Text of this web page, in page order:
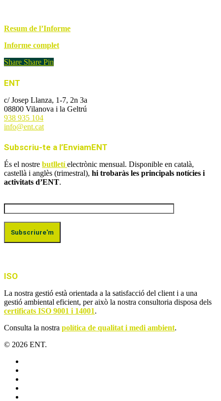
Resum de l’Informe
Informe complet
Share Share Pin
ENT
c/ Josep Llanza, 1-7, 2n 3a
08800 Vilanova i la Geltrú
938 935 104
info@ent.cat
Subscriu-te a l’EnviamENT
És el nostre butlletí electrònic mensual. Disponible en català,
castellà i anglès (trimestral), hi trobaràs les principals notícies i
activitats d’ENT.
ISO
La nostra gestió està orientada a la satisfacció del client i a una
gestió ambiental eficient, per això la nostra consultoria disposa dels
certificats ISO 9001 i 14001.
Consulta la nostra política de qualitat i medi ambient.
© 2026 ENT.